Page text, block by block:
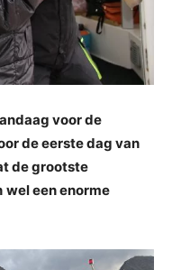
voor de
de eerste dag van
de grootste
wel een enorme